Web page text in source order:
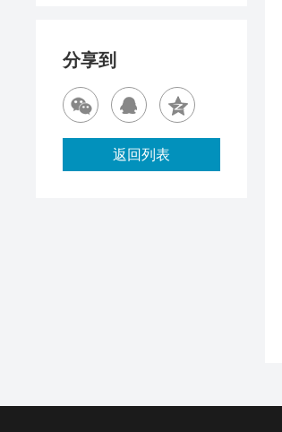
分享到
返回列表